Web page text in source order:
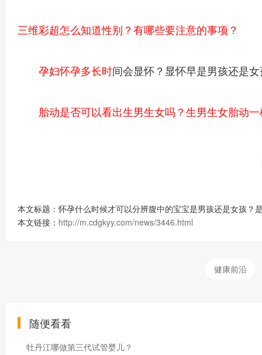
三维彩超怎么知道性别？有哪些要注意的事项？
孕妇怀孕多长时间会显怀？显怀早是男孩还是
胎动是否可以看出生男生女吗？生男生女胎动
本文标题：怀孕什么时候才可以分辨腹中的宝宝是男孩还是女孩？
本文链接： http://m.cdgkyy.com/news/3446.html
健康前沿
随便看看
牡丹江哪做第三代试管婴儿？